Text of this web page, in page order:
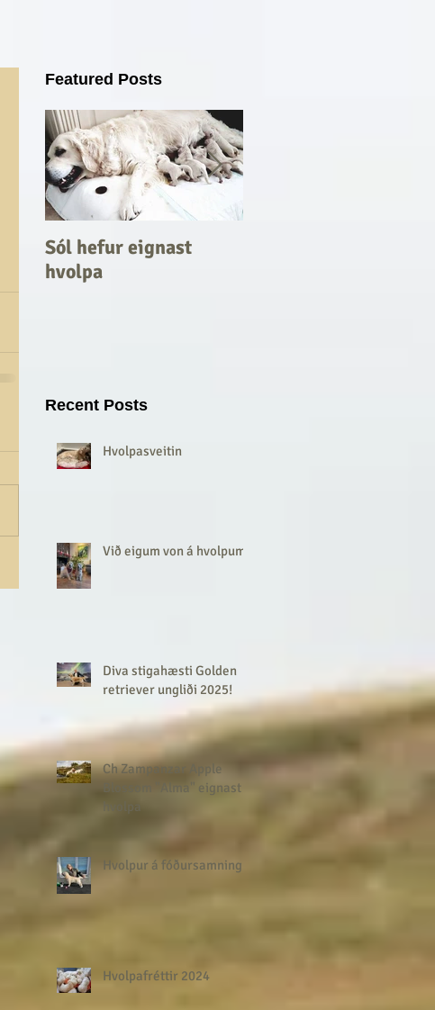
Featured Posts
Sól hefur eignast
hvolpa
Recent Posts
Hvolpasveitin
Við eigum von á hvolpum!
Diva stigahæsti Golden
retriever ungliði 2025!
Ch Zampanzar Apple
Blossom "Alma" eignast
Hvolpur á fóðursamning
Hvolpafréttir 2024